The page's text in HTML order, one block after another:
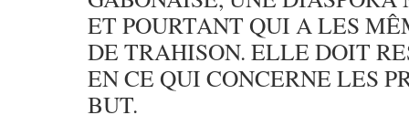
ET POURTANT QUI A LES
DE TRAHISON. ELLE DOIT
EN CE QUI CONCERNE LES
BUT.